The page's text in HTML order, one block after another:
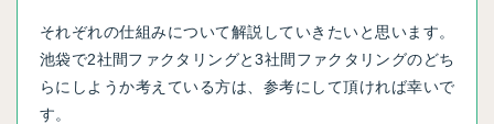
それぞれの仕組みについて解説していきたいと思います。
池袋で2社間ファクタリングと3社間ファクタリングのどち
らにしようか考えている方は、参考にして頂ければ幸いで
す。